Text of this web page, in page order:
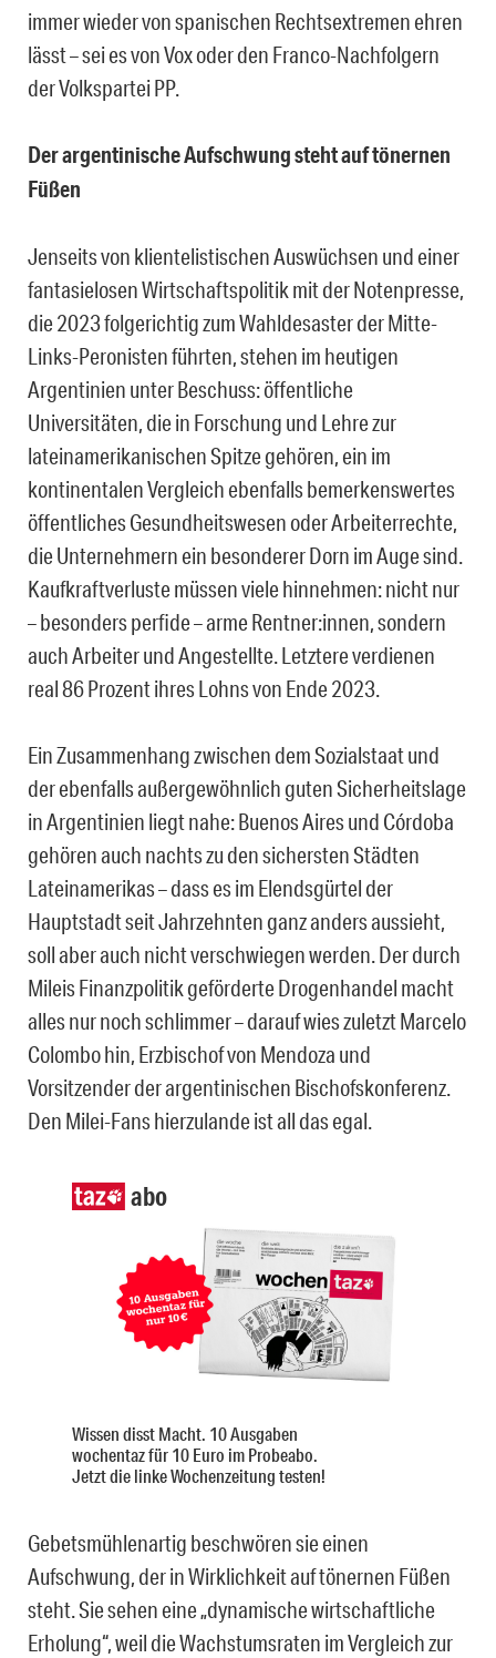
immer wieder von spanischen Rechtsextremen ehren
lässt – sei es von Vox oder den Franco-Nachfolgern
der Volkspartei PP.
Der argentinische Aufschwung steht auf tönernen
Füßen
Jenseits von klientelistischen Auswüchsen und einer
fantasielosen Wirtschaftspolitik mit der Notenpresse,
die 2023 folgerichtig zum Wahldesaster der Mitte-
Links-Peronisten führten, stehen im heutigen
Argentinien unter Beschuss: öffentliche
Universitäten, die in Forschung und Lehre zur
lateinamerikanischen Spitze gehören, ein im
kontinentalen Vergleich ebenfalls bemerkenswertes
öffentliches Gesundheitswesen oder Arbeiterrechte,
die Unternehmern ein besonderer Dorn im Auge sind.
Kaufkraftverluste müssen viele hinnehmen: nicht nur
– besonders perfide – arme Rentner:innen, sondern
auch Arbeiter und Angestellte. Letztere verdienen
real 86 Prozent ihres Lohns von Ende 2023.
Ein Zusammenhang zwischen dem Sozialstaat und
der ebenfalls außergewöhnlich guten Sicherheitslage
in Argentinien liegt nahe: Buenos Aires und Córdoba
gehören auch nachts zu den sichersten Städten
Lateinamerikas – dass es im Elendsgürtel der
Hauptstadt seit Jahrzehnten ganz anders aussieht,
soll aber auch nicht verschwiegen werden. Der durch
Mileis Finanzpolitik geförderte Drogenhandel macht
alles nur noch schlimmer – darauf wies zuletzt Marcelo
Colombo hin, Erzbischof von Mendoza und
Vorsitzender der argentinischen Bischofskonferenz.
Den Milei-Fans hierzulande ist all das egal.
abo
Wissen disst Macht. 10 Ausgaben
wochentaz für 10 Euro im Probeabo.
Jetzt die linke Wochenzeitung testen!
Gebetsmühlenartig beschwören sie einen
Aufschwung, der in Wirklichkeit auf tönernen Füßen
steht. Sie sehen eine „dynamische wirtschaftliche
Erholung“, weil die Wachstumsraten im Vergleich zur